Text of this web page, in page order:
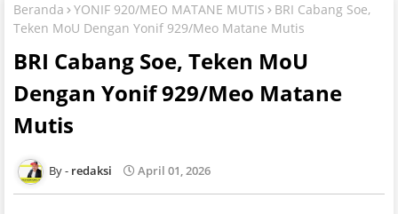
Beranda YONIF 920/MEO MATANE MUTIS
BRI Cabang Soe,
Teken MoU Dengan Yonif 929/Meo Matane Mutis
BRI Cabang Soe, Teken MoU
Dengan Yonif 929/Meo Matane
Mutis
redaksi April 01, 2026